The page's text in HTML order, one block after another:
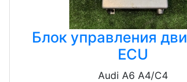
Блок управления
ECU
Audi A6 A4/C4